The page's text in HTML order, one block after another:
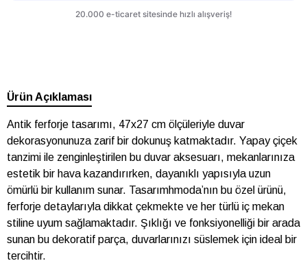
Ürün Açıklaması
Antik ferforje tasarımı, 47x27 cm ölçüleriyle duvar
dekorasyonunuza zarif bir dokunuş katmaktadır. Yapay çiçek
tanzimi ile zenginleştirilen bu duvar aksesuarı, mekanlarınıza
estetik bir hava kazandırırken, dayanıklı yapısıyla uzun
ömürlü bir kullanım sunar. Tasarımhmoda’nın bu özel ürünü,
ferforje detaylarıyla dikkat çekmekte ve her türlü iç mekan
stiline uyum sağlamaktadır. Şıklığı ve fonksiyonelliği bir arada
sunan bu dekoratif parça, duvarlarınızı süslemek için ideal bir
tercihtir.